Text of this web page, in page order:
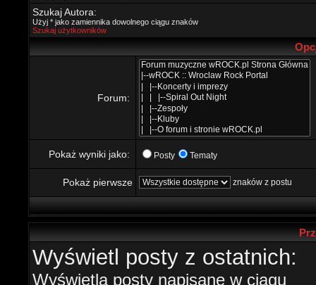
Szukaj Autora:
Użyj * jako zamiennika dowolnego ciągu znaków
Szukaj użytkowników
Forum:
Pokaż wyniki jako: Posty Tematy
Pokaż pierwsze znaków z postu
Wyświetl posty z ostatnich:
Wyświetla posty napisane w ciągu